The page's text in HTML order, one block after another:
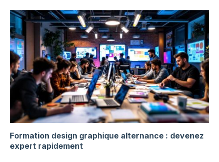
Formation design graphique alternance : devenez
expert rapidement